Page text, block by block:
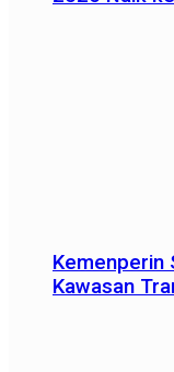
Kemenperin
Kawasan